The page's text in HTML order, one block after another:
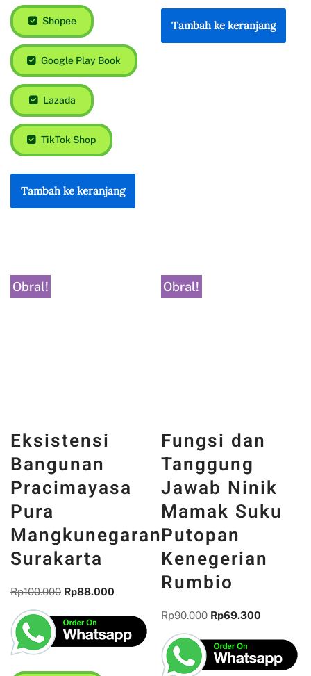
Shopee
Google Play Book
Lazada
TikTok Shop
Tambah ke keranjang
Tambah ke keranjang
Obral!
Eksistensi
Bangunan
Pracimayasa
Pura
Mangkunegaran
Surakarta
Rp100.000 Rp88.000
Obral!
Fungsi dan
Tanggung
Jawab Ninik
Mamak Suku
Putopan
Kenegerian
Rumbio
Rp90.000 Rp69.300